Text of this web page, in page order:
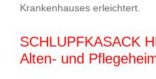
Krankenhauses erleichtert.
SCHLUPFKASACK
Alten- und